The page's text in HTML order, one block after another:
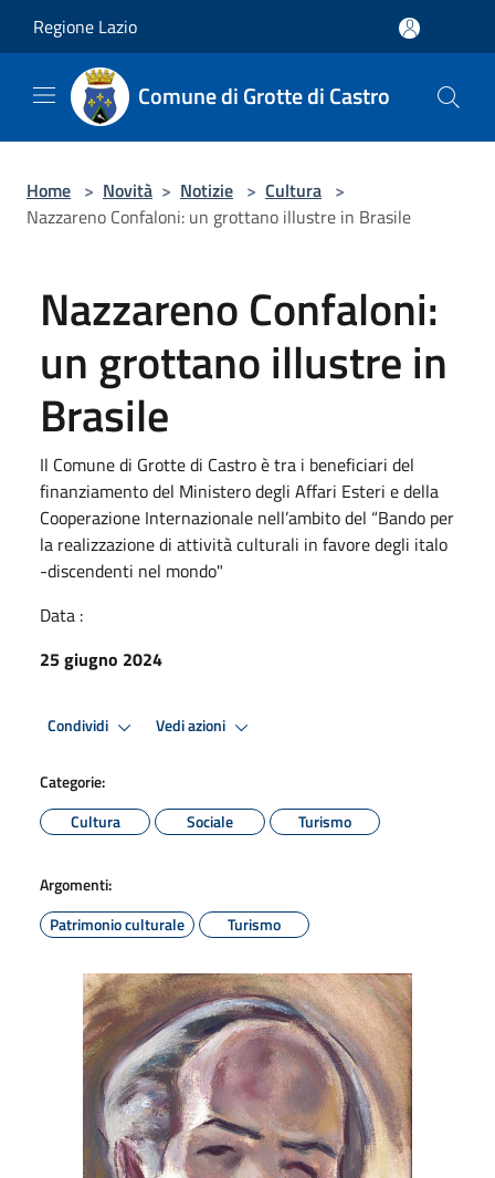
Regione Lazio
Comune di Grotte di Castro
Home > Novità > Notizie > Cultura >
Nazzareno Confaloni: un grottano illustre in Brasile
Nazzareno Confaloni:
un grottano illustre in
Brasile
Il Comune di Grotte di Castro è tra i beneficiari del
finanziamento del Ministero degli Affari Esteri e della
Cooperazione Internazionale nell’ambito del “Bando per
la realizzazione di attività culturali in favore degli italo
-discendenti nel mondo"
Data :
25 giugno 2024
Condividi Vedi azioni
Categorie:
Cultura
Sociale Turismo
Argomenti:
Patrimonio culturale
Turismo